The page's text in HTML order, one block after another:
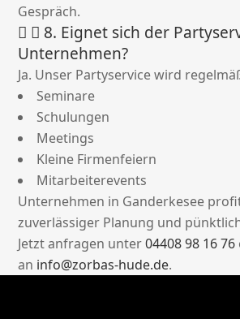
Gespräch.
8. Eignet sich der
Unternehmen?
Ja. Unser Partyservice wird
Seminare
Schulungen
Meetings
Kleine Firmenfeiern
Mitarbeiterevents
Unternehmen in Ganderkesee
zuverlässiger Planung und
Jetzt anfragen unter04408 98 16 76
an info@zorbas-hude.de.